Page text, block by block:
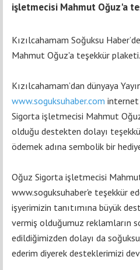
işletmecisi Mahmut Oğuz'a
Kızılcahamam Soğuksu
Mahmut Oğuz'a teşekkür plaketi.
Kızılcahamam’dan dünyaya
www.soguksuhaber.com internet
Sigorta işletmecisi Mahmut
olduğu destekten dolayı
ödemek adına sembolik bir
Oğuz Sigorta işletmecisi
www.soguksuhaber'e teşekkür
işyerimizin tanıtımına büyük
vermiş olduğumuz reklamların
edildiğimizden dolayı da
ederim diyerek desteklerimizi